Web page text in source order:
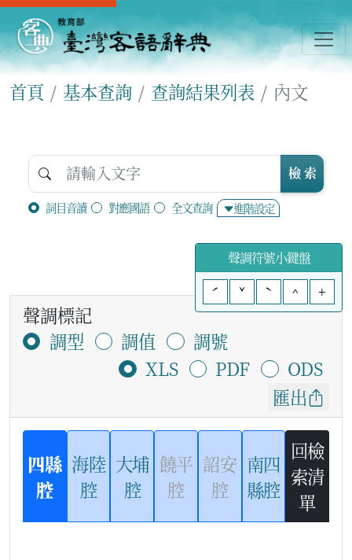
首頁 基本查詢 查詢結果列表 內文
詞目音讀 對應國語 全文查詢 進階設定
檢 索
聲調符號小鍵盤
ˊ
ˇ ˋ ^ +
聲調標記
調型
調值
調號
XLS
PDF
ODS
匯出
四縣
腔
海陸
腔
大埔
腔
饒平
腔
詔安
腔
南四
縣腔
回檢
索清
單